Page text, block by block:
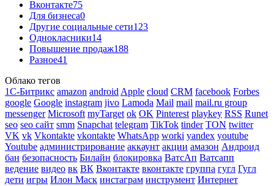
Вконтакте75
Для бизнеса0
Другие социальные сети123
Однокласники14
Повышение продаж188
Разное41
Облако тегов
1С-Битрикс amazon android Apple cloud CRM facebook Forbes
google Google instagram jivo Lamoda Mail mail mail.ru group
messenger Microsoft myTarget ok OK Pinterest playkey RSS Runet
seo seo сайт smm Snapchat telegram TikTok tinder TON twitter
VK vk Vkontakte vkontakte WhatsApp worki yandex youtube
Youtube администрирование аккаунт акции амазон Андроид
бан безопасность Билайн блокировка ВатсАп Ватсапп
ведение видео вк ВК Вконтакте вконтакте группа гугл Гугл
дети игры Илон Маск инстаграм инструмент Интернет